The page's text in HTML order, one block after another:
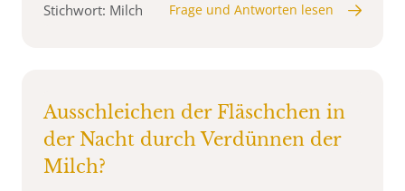
Stichwort: Milch Frage und Antworten lesen
Ausschleichen der Fläschchen in
der Nacht durch Verdünnen der
Milch?